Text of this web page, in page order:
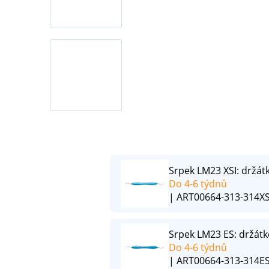
Srpek LM23 XSI:
Do 4-6 týdnů
| ART00664-313-
Srpek LM23 ES:
Do 4-6 týdnů
| ART00664-313-314ES